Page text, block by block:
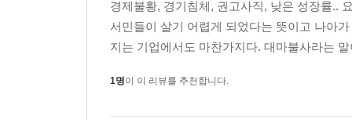
흔들림이 없어야 한다. 이나모리 가즈오는 ‘인간
경영에 임하되 ‘세상을 위해, 사람을 위해’라는 고
비즈니스에서 성공하기 위해서는 불타는 투혼
근거한 미국식 자본주의의 폐해를 들고 있다.
경제불황, 경기침체, 권고사직, 낮은 성장률..
서민들이 살기 어렵게 되었다는 뜻이고 나아
지는 기업에서도 마찬가지다. 대마불사라는
1명이 이 리뷰를 추천합니다.